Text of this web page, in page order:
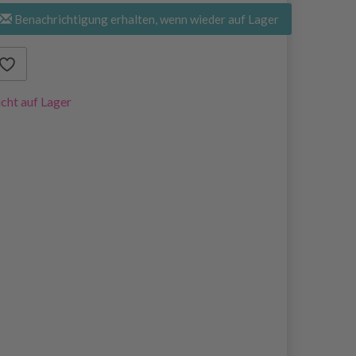
Benachrichtigung erhalten, wenn wieder auf Lager
auf Lager